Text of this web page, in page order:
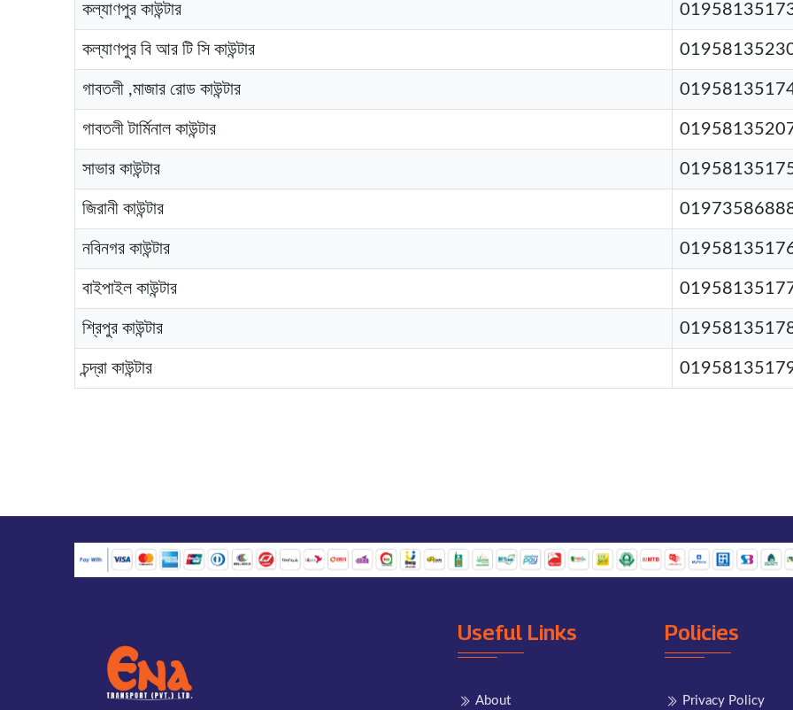
কল্যাণপুর কাউন্টার
কল্যাণপুর বি আর টি সি কাউন্টার
গাবতলী ,মাজার রোড কাউন্টার
গাবতলী টার্মিনাল কাউন্টার
সাভার কাউন্টার
জিরানী কাউন্টার
নবিনগর কাউন্টার
বাইপাইল কাউন্টার
শ্রিপুর কাউন্টার
চন্দ্রা কাউন্টার
Useful Links
About
Policies
Privacy Policy